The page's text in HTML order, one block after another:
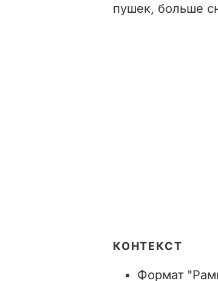
пушек, больше
КОНТЕКСТ
Формат